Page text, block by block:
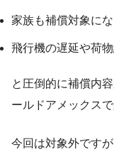
家族も補償対象にな
飛行機の遅延や荷
と圧倒的に補償内
ールドアメックス
今回は対象外です